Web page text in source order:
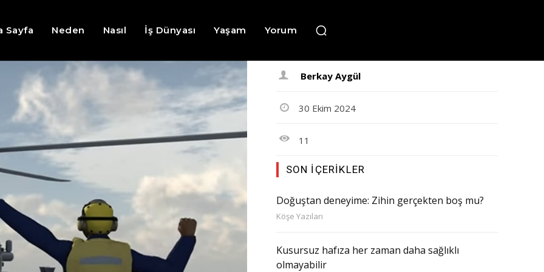
Sayfa Neden Nasıl İş Dünyası Yaşam Yorum
Berkay Aygül
30 Ekim 2024
11
SON İÇERIKLER
Doğuştan deneyime: Zihin gerçekten boş mu?
Köşe Yazıları
Kusursuz hafıza her zaman daha sağlıklı
olmayabilir